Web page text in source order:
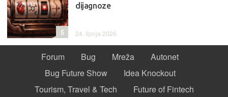
dijagnoze
24. lipnja 2026.
6
Forum Bug Mreža
Autonet
Bug Future Show
Idea Knockout
Tourism, Travel & Tech
Future of Fintech